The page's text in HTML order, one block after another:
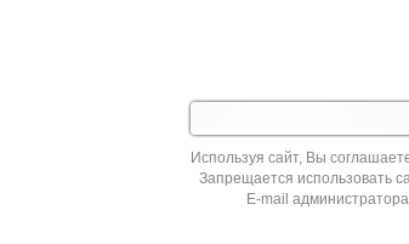
Используя cайт, Вы
Запрещается использовать
E-mail администратора